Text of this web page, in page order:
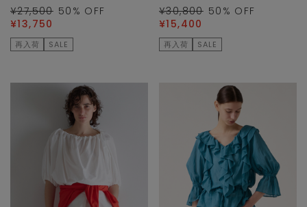
¥27,500 50 % OFF
¥13,750
再入荷 SALE
¥30,800 50 % OFF
¥15,400
再入荷 SALE